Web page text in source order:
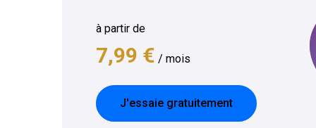
à partir de
7,99 € / mois
J'essaie gratuitement